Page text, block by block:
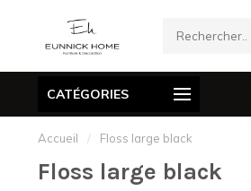
CATÉGORIES
en niet voor grote artikelen)
Accueil / Floss large black
Floss large black